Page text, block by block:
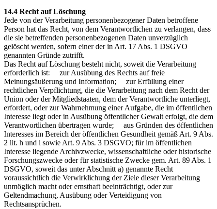
14.4 Recht auf Löschung
Jede von der Verarbeitung personenbezogener Daten betroffene
Person hat das Recht, von dem Verantwortlichen zu verlangen, dass
die sie betreffenden personenbezogenen Daten unverzüglich
gelöscht werden, sofern einer der in Art. 17 Abs. 1 DSGVO
genannten Gründe zutrifft.
Das Recht auf Löschung besteht nicht, soweit die Verarbeitung
erforderlich ist: zur Ausübung des Rechts auf freie
Meinungsäußerung und Information; zur Erfüllung einer
rechtlichen Verpflichtung, die die Verarbeitung nach dem Recht der
Union oder der Mitgliedstaaten, dem der Verantwortliche unterliegt,
erfordert, oder zur Wahrnehmung einer Aufgabe, die im öffentlichen
Interesse liegt oder in Ausübung öffentlicher Gewalt erfolgt, die dem
Verantwortlichen übertragen wurde; aus Gründen des öffentlichen
Interesses im Bereich der öffentlichen Gesundheit gemäß Art. 9 Abs.
2 lit. h und i sowie Art. 9 Abs. 3 DSGVO; für im öffentlichen
Interesse liegende Archivzwecke, wissenschaftliche oder historische
Forschungszwecke oder für statistische Zwecke gem. Art. 89 Abs. 1
DSGVO, soweit das unter Abschnitt a) genannte Recht
voraussichtlich die Verwirklichung der Ziele dieser Verarbeitung
unmöglich macht oder ernsthaft beeinträchtigt, oder zur
Geltendmachung, Ausübung oder Verteidigung von
Rechtsansprüchen.